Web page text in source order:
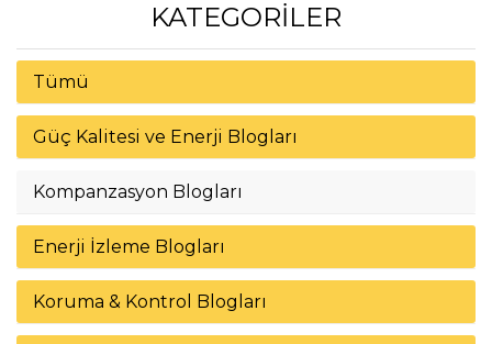
KATEGORILER
Tümü
Güç Kalitesi ve Enerji Blogları
Kompanzasyon Blogları
Enerji İzleme Blogları
Koruma & Kontrol Blogları